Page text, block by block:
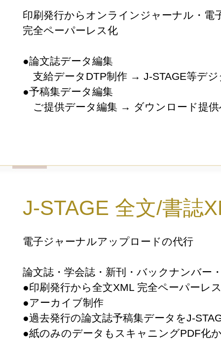
印刷発行からオンラインジャーナル・電
完全ペーパーレス化
●論文誌データ編集
支給データDTP制作 → J-STAGE等デジ
●予稿集データ編集
ご提供データ編集 → ダウンロード提供
J-STAGE 全文/書誌
電子ジャーナルアップロードの代行
論文誌・学会誌・新刊・バックナンバー
●印刷発行から全文XML 完全ペーパーレ
●アーカイブ制作
●過去発行の論文誌予稿集データをJ-
●紙のみのデータもスキャニングPDF化